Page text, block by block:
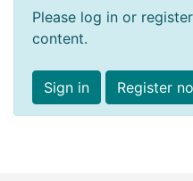
Please log in or
content.
Sign in Register